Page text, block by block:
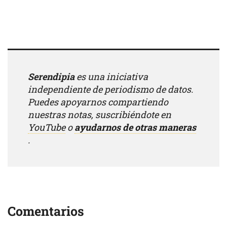
Serendipiaes una iniciativa
independiente de periodismo de datos.
Puedes apoyarnos compartiendo
nuestras notas, suscribiéndote en
YouTubeoayudarnos de otras maneras
.
Comentarios